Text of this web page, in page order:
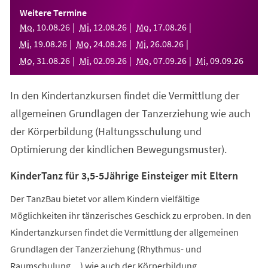
einem
neuen
Tab)
Weitere Termine
Mo, 10.08.26 Mi, 12.08.26 Mo, 17.08.26
Mi, 19.08.26 Mo, 24.08.26 Mi, 26.08.26
Mo, 31 .08.26 Mi, 02.09.26 Mo, 07.09.26 Mi, 09.09.26
In den Kindertanzkursen findet die Vermittlung der
allgemeinen Grundlagen der Tanzerziehung wie auch
der Körperbildung (Haltungsschulung und
Optimierung der kindlichen Bewegungsmuster).
KinderTanz für 3,5-5Jährige Einsteiger mit Eltern
Der TanzBau bietet vor allem Kindern vielfältige
Möglichkeiten ihr tänzerisches Geschick zu erproben. In den
Kindertanzkursen findet die Vermittlung der allgemeinen
Grundlagen der Tanzerziehung (Rhythmus- und
Raumschulung,...) wie auch der Körperbildung